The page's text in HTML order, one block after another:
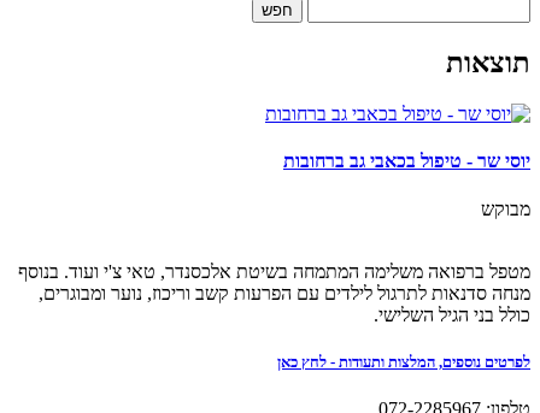
חפש
תוצאות
יוסי שר - טיפול בכאבי גב ברחובות
מבוקש
מטפל ברפואה משלימה המתמחה בשיטת אלכסנדר, טאי צ'י ועוד. בנוסף
מנחה סדנאות לתרגול לילדים עם הפרעות קשב וריכוז, נוער ומבוגרים,
כולל בני הגיל השלישי.
לפרטים נוספים, המלצות ותעודות - לחץ כאן
טלפון: 072-2285967